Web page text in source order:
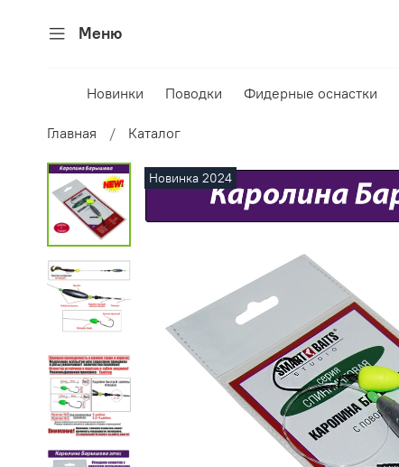
Меню
Новинки Поводки Фидерные оснастки
Главная Каталог
Новинка 2024